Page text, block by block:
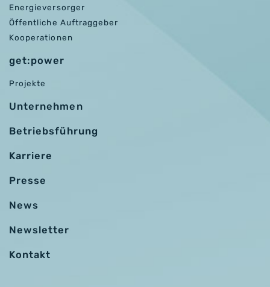
Energieversorger
Öffentliche Auftraggeber
Kooperationen
get:power
Projekte
Unternehmen
Betriebsführung
Karriere
Presse
News
Newsletter
Kontakt